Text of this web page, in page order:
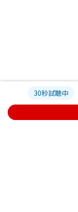
30秒試聴中